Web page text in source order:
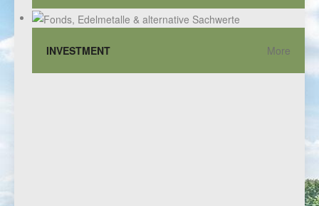
INVESTMENT More